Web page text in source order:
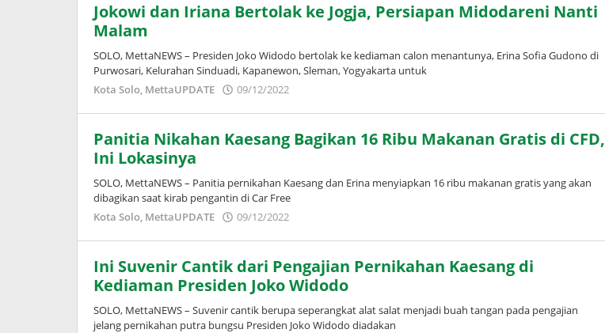
Jokowi dan Iriana Bertolak ke Jogja, Persiapan Midodareni Nanti
Malam
SOLO, MettaNEWS – Presiden Joko Widodo bertolak ke kediaman calon menantunya, Erina Sofia Gudono di
Purwosari, Kelurahan Sinduadi, Kapanewon, Sleman, Yogyakarta untuk
Kota Solo, MettaUPDATE 09/12/2022
Wardani
Panitia Nikahan Kaesang Bagikan 16 Ribu Makanan Gratis di CFD,
Ini Lokasinya
SOLO, MettaNEWS – Panitia pernikahan Kaesang dan Erina menyiapkan 16 ribu makanan gratis yang akan
dibagikan saat kirab pengantin di Car Free
Kota Solo, MettaUPDATE 09/12/2022
Ini Suvenir Cantik dari Pengajian Pernikahan Kaesang di
Kediaman Presiden Joko Widodo
SOLO, MettaNEWS – Suvenir cantik berupa seperangkat alat salat menjadi buah tangan pada pengajian
jelang pernikahan putra bungsu Presiden Joko Widodo diadakan